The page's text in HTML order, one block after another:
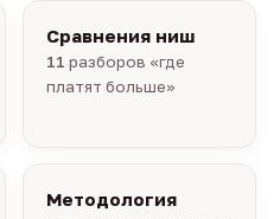
Сравнения ниш
11 разборов «где
платят больше»
Методология